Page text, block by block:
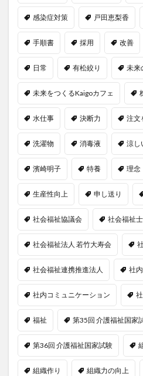
感染症対策 戸田恵梨香
手順書 採用 改善
日常 有松絞り 未来
未来をつくるKaigoカフェ
水仕事 決断力 注文
洗濯物 消毒液 涼し
濱崎明子 特養 理念
生産性向上 申し送り
社会福祉協議会 社会福祉士
社会福祉法人 若竹大寿会
社会福祉連携推進法人 社
社内コミュニケーション
福祉 第35回 介護福祉国家
第36回 介護福祉国家試験
組織作り 組織力の向上